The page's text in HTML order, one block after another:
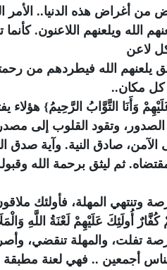
أغراض هذه الدنيا..
الله ويلعنهم اللاعنون.
لاعن
يلعنهم الله فيطردهم من
كل مكان..
وَأَنَا التَّوَّابُ الرَّحِيمُ} هؤلاء
وتقود القلوب إلى
صادق النية. وآية صدق
ثم ليثق برحمة الله
وتنتهي المهلة، فأولئك
أُولَئِكَ عَلَيْهِمْ لَعْنَةُ اللَّهِ
تفلت، والمهلة تنقضي،
أجمعين .. فهي لعنة مطبقة